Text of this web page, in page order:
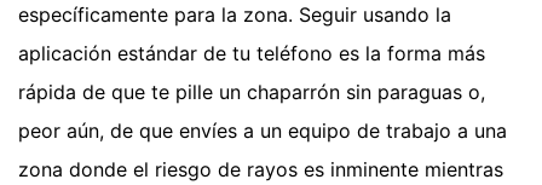
específicamente para la zona. Seguir usando la
aplicación estándar de tu teléfono es la forma más
rápida de que te pille un chaparrón sin paraguas o,
peor aún, de que envíes a un equipo de trabajo a una
zona donde el riesgo de rayos es inminente mientras